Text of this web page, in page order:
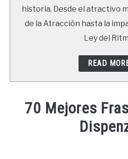
historia. Desde el atractivo
de la Atracción hasta la
Ley del
READ
70 Mejores